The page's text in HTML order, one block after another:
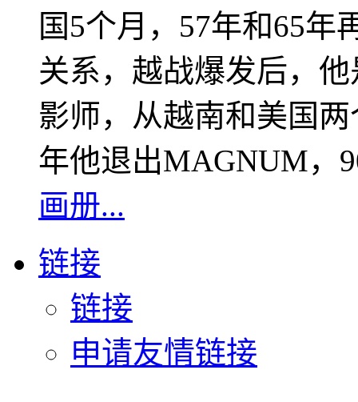
国5个月，57年和65年
关系，越战爆发后，
影师，从越南和美国
年他退出MAGNUM，
画册...
链接
链接
申请友情链接